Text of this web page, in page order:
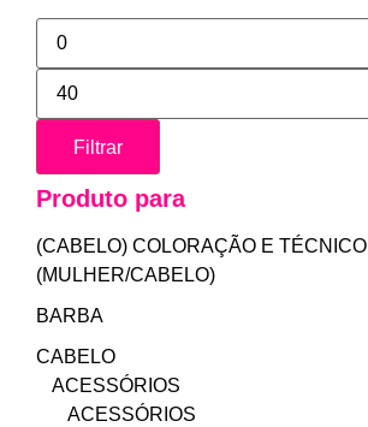
Filtrar
Produto para
(CABELO) COLORAÇÃO E TÉCNICO
(MULHER/CABELO)
BARBA
CABELO
ACESSÓRIOS
ACESSÓRIOS